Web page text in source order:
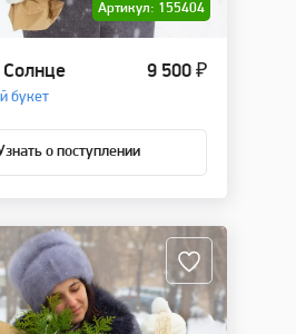
Артикул: 155404
букет
9 500 ₽
о поступлении